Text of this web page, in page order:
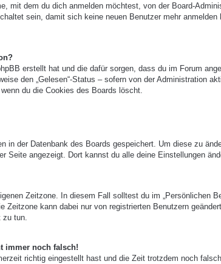
mit dem du dich anmelden möchtest, von der Board-
sein, damit sich keine neuen Benutzer mehr anmelden
erstellt hat und die dafür sorgen, dass du im Forum
den „Gelesen“-Status – sofern von der Administration
du die Cookies des Boards löscht.
in der Datenbank des Boards gespeichert. Um diese zu
Seite angezeigt. Dort kannst du alle deine Einstellungen
Zeitzone. In diesem Fall solltest du im „Persönlichen
kann dabei nur von registrierten Benutzern
tun.
immer noch falsch!
richtig eingestellt hast und die Zeit trotzdem noch